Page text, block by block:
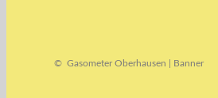
© Gasometer Oberhausen | Banner